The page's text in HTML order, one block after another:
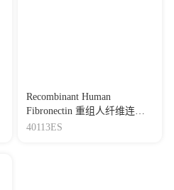
Recombinant Human
Fibronectin 重组人纤维连接
蛋白
40113ES